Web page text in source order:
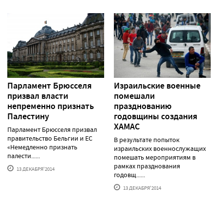
Парламент Брюсселя
призвал власти
непременно признать
Палестину
Парламент Брюсселя призвал
правительство Бельгии и ЕС
«Немедленно признать
палести......
13 ДЕКАБРЯ'2014
Израильские военные
помешали
празднованию
годовщины создания
ХАМАС
В результате попыток
израильских военнослужащих
помешать мероприятиям в
рамках празднования
годовщ......
13 ДЕКАБРЯ'2014